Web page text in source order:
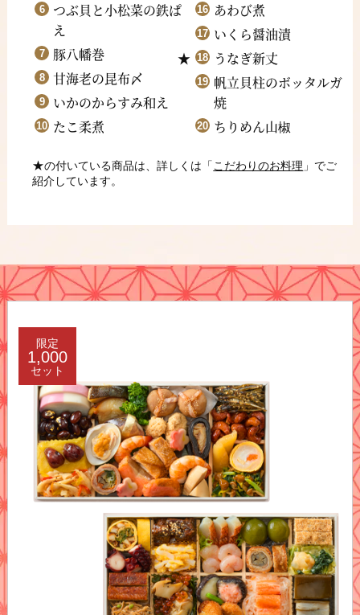
つぶ貝と小松菜の鉄ぱ
え
豚八幡巻
甘海老の昆布〆
いかのからすみ和え
たこ柔煮
あわび煮
いくら醤油漬
うなぎ新丈
帆立貝柱のボッタルガ
焼
ちりめん山椒
★の付いている商品は、詳しくは「 こだわりのお料理 」でご
紹介しています。
限定
1,000
セット